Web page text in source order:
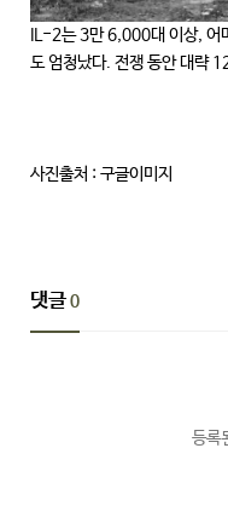
IL-2는 3만 6,000대 이상, 어
도 엄청났다. 전쟁 동안 대략
사진출처 : 구글이미지
댓글0
등록